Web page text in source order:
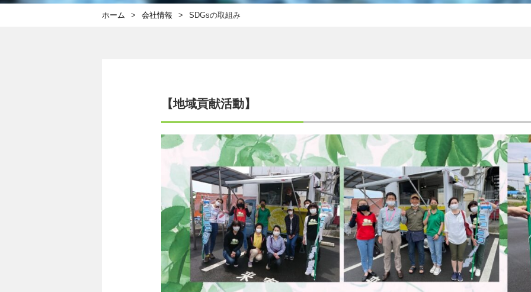
ホーム 会社情報 SDGsの取組み
【地域貢献活動】